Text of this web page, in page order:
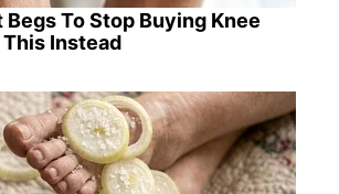
To Stop Buying Knee
Instead